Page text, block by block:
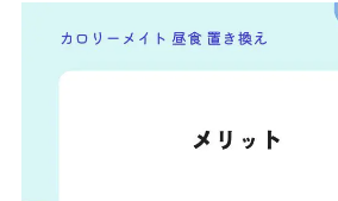
1-4. どこでも買える